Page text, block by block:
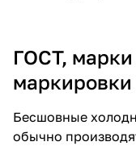
ГОСТ,
маркировки
Бесшовные
обычно